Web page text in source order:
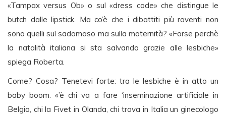
«Tampax versus Ob» o sul «dress code» che distingue le
butch dalle lipstick. Ma co’è che i dibattiti più roventi non
sono quelli sul sadomaso ma sulla maternità? «Forse perchè
la natalità italiana si sta salvando grazie alle lesbiche»
spiega Roberta.
Come? Cosa? Tenetevi forte: tra le lesbiche è in atto un
baby boom. «’è chi va a fare ‘inseminazione artificiale in
Belgio, chi la Fivet in Olanda, chi trova in Italia un ginecologo